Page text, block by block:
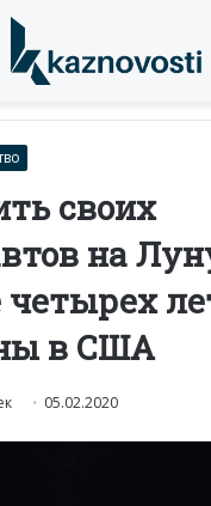
своих
на
четырех
в США
05.02.2020